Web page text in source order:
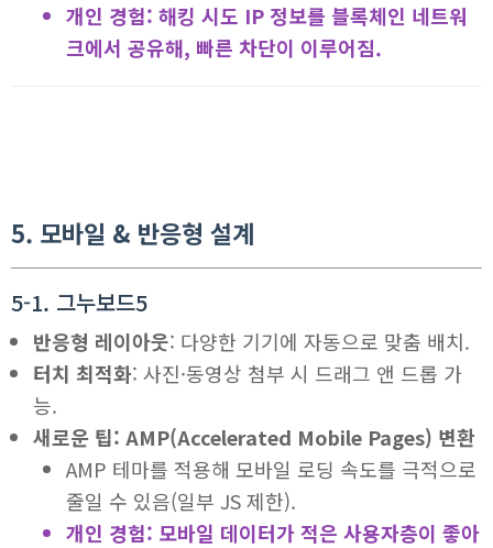
개인 경험: 해킹 시도 IP 정보를 블록체인 네트워
크에서 공유해, 빠른 차단이 이루어짐.
5. 모바일 & 반응형 설계
5-1. 그누보드5
반응형 레이아웃: 다양한 기기에 자동으로 맞춤 배치.
터치 최적화: 사진·동영상 첨부 시 드래그 앤 드롭 가
능.
새로운 팁: AMP(Accelerated Mobile Pages) 변환
AMP 테마를 적용해 모바일 로딩 속도를 극적으로
줄일 수 있음(일부 JS 제한).
개인 경험: 모바일 데이터가 적은 사용자층이 좋아